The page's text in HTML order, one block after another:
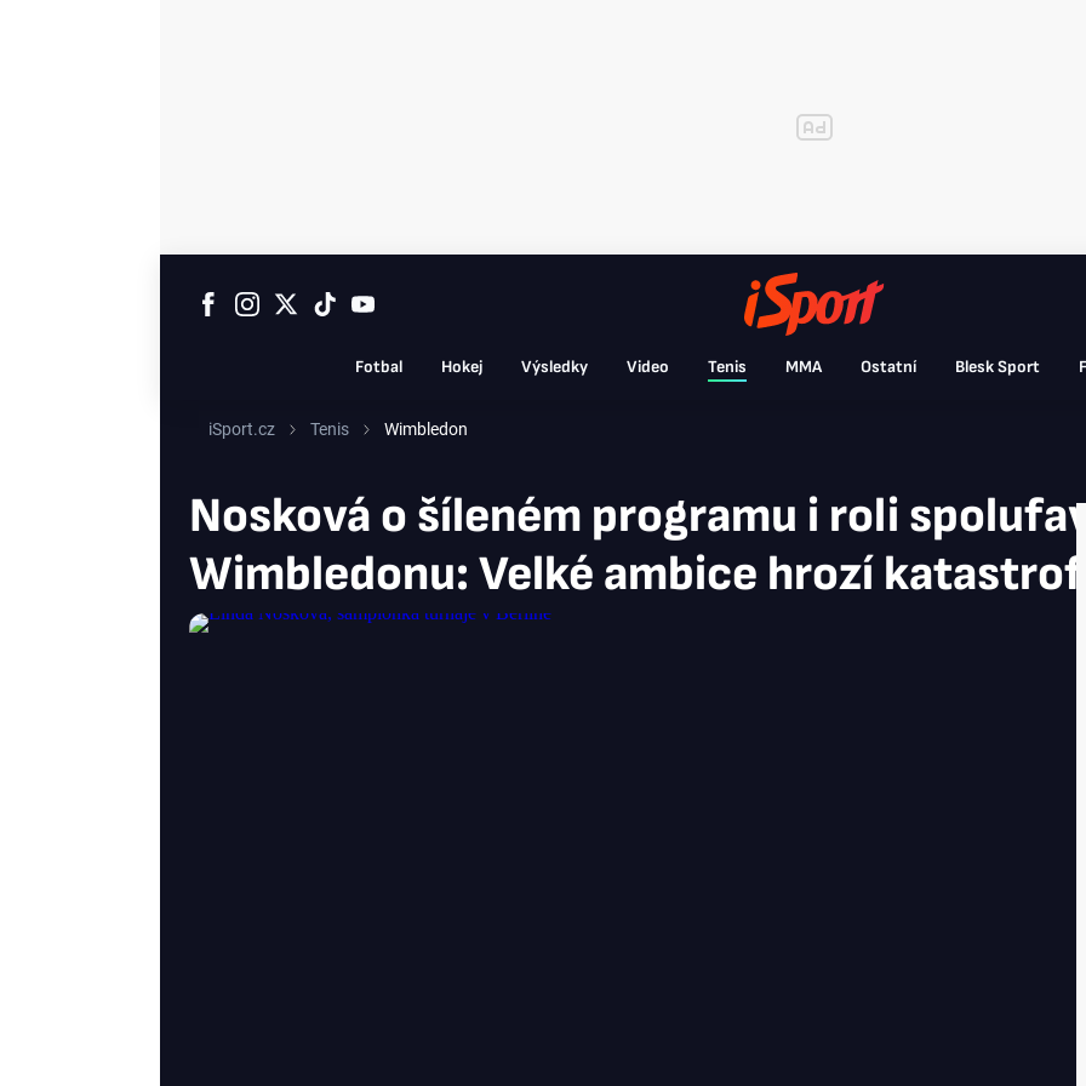
Fotbal Hokej Výsledky Video Tenis MMA Ostatní Blesk Sport
iSport.cz Tenis Wimbledon
Nosková o šíleném programu i roli
Wimbledonu: Velké ambice hrozí